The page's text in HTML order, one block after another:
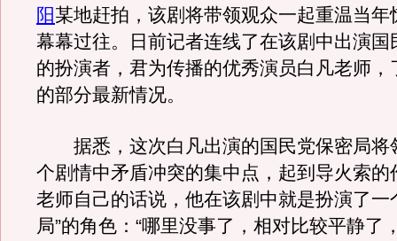
阳某地赶拍，该剧将带领观众一起重温当年
幕幕过往。日前记者连线了在该剧中出演国
的扮演者，君为传播的优秀演员白凡老师，
的部分最新情况。
据悉，这次白凡出演的国民党保密局将
个剧情中矛盾冲突的集中点，起到导火索的
老师自己的话说，他在该剧中就是扮演了一
局”的角色：“哪里没事了，相对比较平静了